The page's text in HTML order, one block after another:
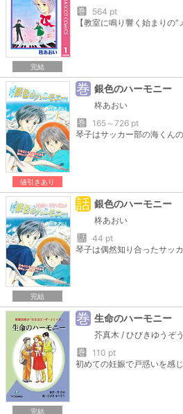
完結
巻
564 pt
値引きあり
巻 銀色のハーモニー
柊あおい
巻
165～726 pt
完結
話 銀色のハーモニー
柊あおい
話 44 pt
完結
巻 生命のハーモニー
芥真木 / ひびきゆうぞう
巻
110 pt